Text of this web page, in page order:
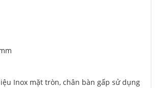
Inox mặt tròn, chân bàn gấp sử dụng